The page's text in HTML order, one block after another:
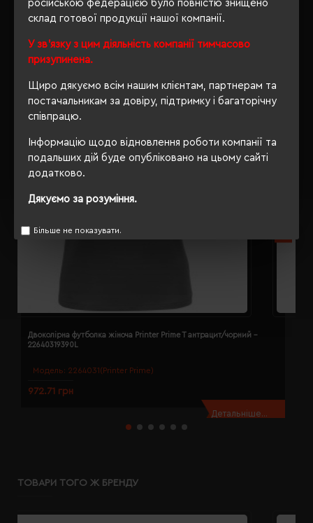
російською федерацією було повністю знищено
склад готової продукції нашої компанії.
У зв'язку з цим діяльність компанії тимчасово
призупинена.
Щиро дякуємо всім нашим клієнтам, партнерам та
постачальникам за довіру, підтримку і багаторічну
співпрацю.
Інформацію щодо відновлення роботи компанії та
подальших дій буде опубліковано на цьому сайті
додатково.
Дякуємо за розуміння.
Більше не показувати.
Модель: 2264031(Printer Prime)
Двоколірна футболка жіноча Printer Prime T антрацит/чорний -
22640319390L
972.71 грн
Детальніше...
ТОВАРИ ТОГО Ж БРЕНДУ